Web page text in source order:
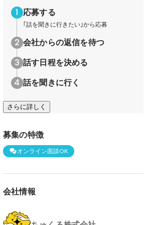
応募する
｢話を聞きに行きたい｣から応募
会社からの返信を待つ
話す日程を決める
話を聞きに行く
さらに詳しく
募集の特徴
オンライン面談OK
会社情報